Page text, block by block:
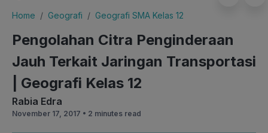
Home Geografi Geografi SMA Kelas 12
Pengolahan Citra Penginderaan
Jauh Terkait Jaringan Transportasi
| Geografi Kelas 12
Rabia Edra
November 17, 2017 • 2 minutes read